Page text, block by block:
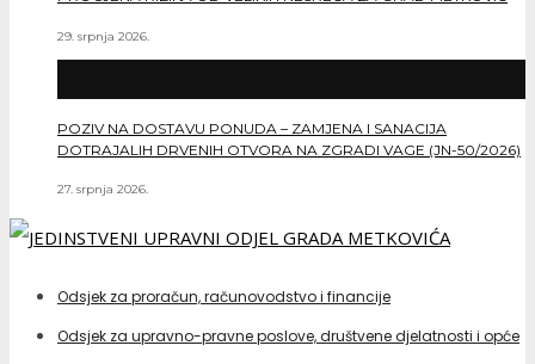
29. srpnja 2026.
POZIV NA DOSTAVU PONUDA – ZAMJENA I SANACIJA
DOTRAJALIH DRVENIH OTVORA NA ZGRADI VAGE (JN-50/2026)
27. srpnja 2026.
Odsjek za proračun, računovodstvo i financije
Odsjek za upravno-pravne poslove, društvene djelatnosti i opće